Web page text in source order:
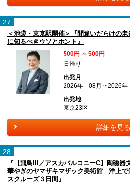
27
＜池袋・東京駅開催＞『間違いだらけの
に知るべきウソとホント』
500円 ～ 500円
日帰り
出発月
2026年 08月 ~ 2026
出発地
東京23区
詳細を見る
28
『【飛鳥III／アスカバルコニーC】陶磁器
華やぎのヤマザキマザック美術館 洋上で
スクルーズ３日間』